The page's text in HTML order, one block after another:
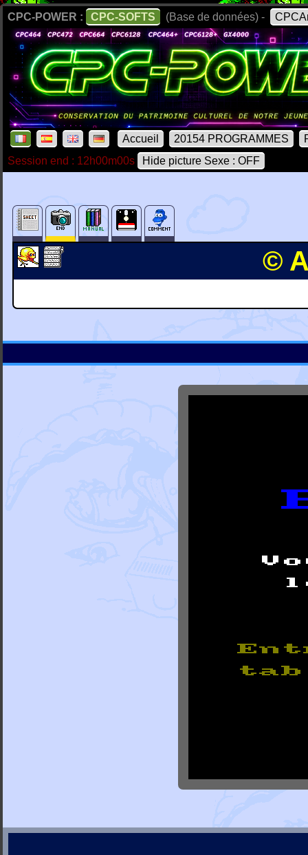
CPC-POWER : CPC-SOFTS (Base de données) -
Accueil 20154 PROGRAMMES
Session end : 12h00m00s
Hide picture Sexe : OFF
©